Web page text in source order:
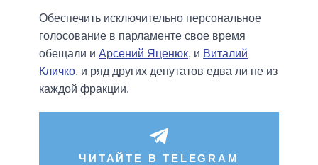
Обеспечить исключительно персональное
голосование в парламенте свое время
обещали и Арсений Яценюк, и Виталий
Кличко, и ряд других депутатов едва ли не из
каждой фракции.
ЧИТАЙТЕ В TELEGRAM